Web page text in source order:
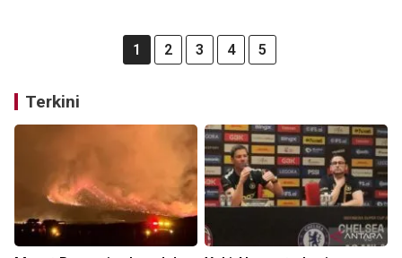
1 2 3 4 5
Terkini